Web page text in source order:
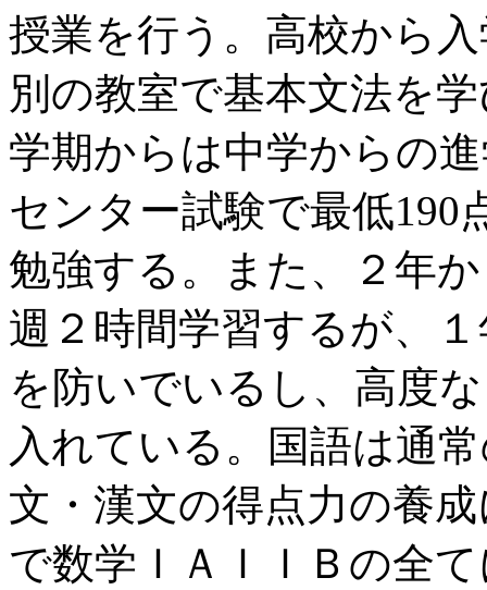
授業を行う。高校から
別の教室で基本文法を
学期からは中学からの
センター試験で最低190
勉強する。また、２年
週２時間学習するが、
を防いでいるし、高度
入れている。国語は通
文・漢文の得点力の養
で数学ＩＡＩＩＢの全